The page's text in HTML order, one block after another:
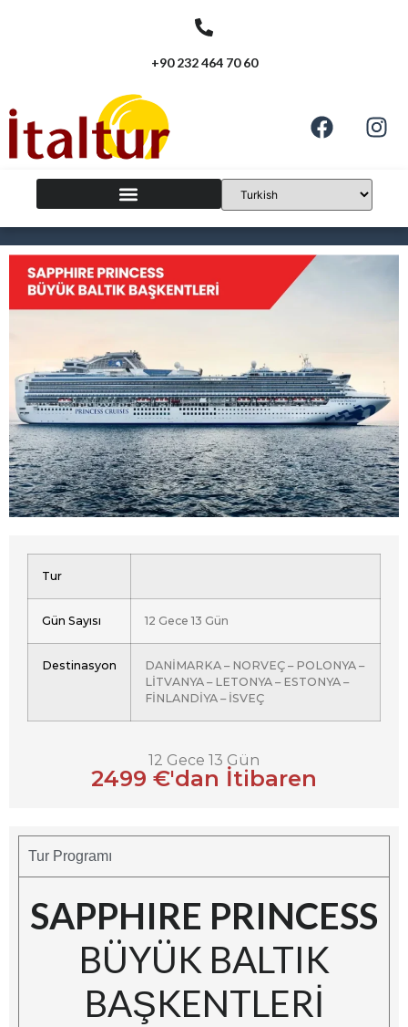
+90 232 464 70 60
Tur
Gün Sayısı 12 Gece 13 Gün
Destinasyon
DANİMARKA – NORVEÇ – POLONYA –
LİTVANYA – LETONYA – ESTONYA –
FİNLANDİYA – İSVEÇ
12 Gece 13 Gün
2499 €'dan İtibaren
Tur Programı
SAPPHIRE PRINCESS
BÜYÜK BALTIK
BAŞKENTLERİ